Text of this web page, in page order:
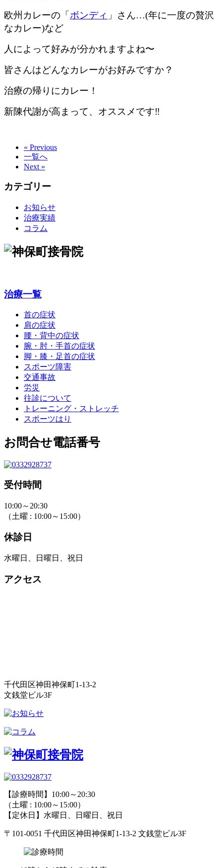
欧州カレーの「ボンディ 」さん…(年に一度の贅沢
なカレー)など
人によって好みが分かれますよね〜
皆さんはどんなカレーがお好みですか？
治療の帰りにカレー！
新陳代謝が高まって、オススメです‼︎
« Previous
一覧へ
Next »
カテゴリー
お知らせ
治療実績
コラム
治療一覧
首の症状
肩の症状
腰・背中の症状
腕・肘・手首の症状
脚・膝・足首の症状
スポーツ障害
交通事故
労災
往診について
トレーニング・ストレッチ
スポーツはり
お問合せ電話番号
受付時間
10:00～20:30
（土曜 : 10:00～15:00）
休診日
水曜日、日曜日、祝日
アクセス
千代田区神田神保町1-13-2
文銭堂ビル3F
【診療時間】10:00～20:30
（土曜 : 10:00～15:00）
【定休日】水曜日、日曜日、祝日
〒101-0051 千代田区神田神保町1-13-2 文銭堂ビル3F